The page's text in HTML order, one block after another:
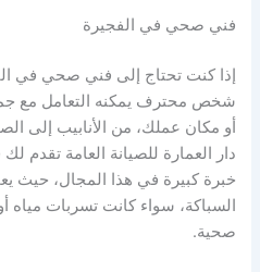
فني صحي في الفجيرة
إذا كنت تحتاج إلى فني صحي في
شخص محترف يمكنه التعامل مع
أو مكان عملك، من الأنابيب إلى
دار العمارة للصيانة العامة
خبرة كبيرة في هذا المجال، حيث
السباكة، سواء كانت تسربات مياه
صحية.